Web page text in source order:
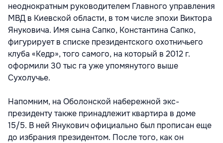
неоднократным руководителем Главного управления
МВД в Киевской области, в том числе эпохи Виктора
Януковича. Имя сына Сапко, Константина Сапко,
фигурирует в списке президентского охотничьего
клуба «Кедр», того самого, на который в 2012 г.
оформили 30 тыс га уже упомянутого выше
Сухолучье.
Напомним, на Оболонской набережной экс-
президенту также принадлежит квартира в доме
15/5. В ней Янукович официально был прописан еще
до избрания президентом. После того, как он